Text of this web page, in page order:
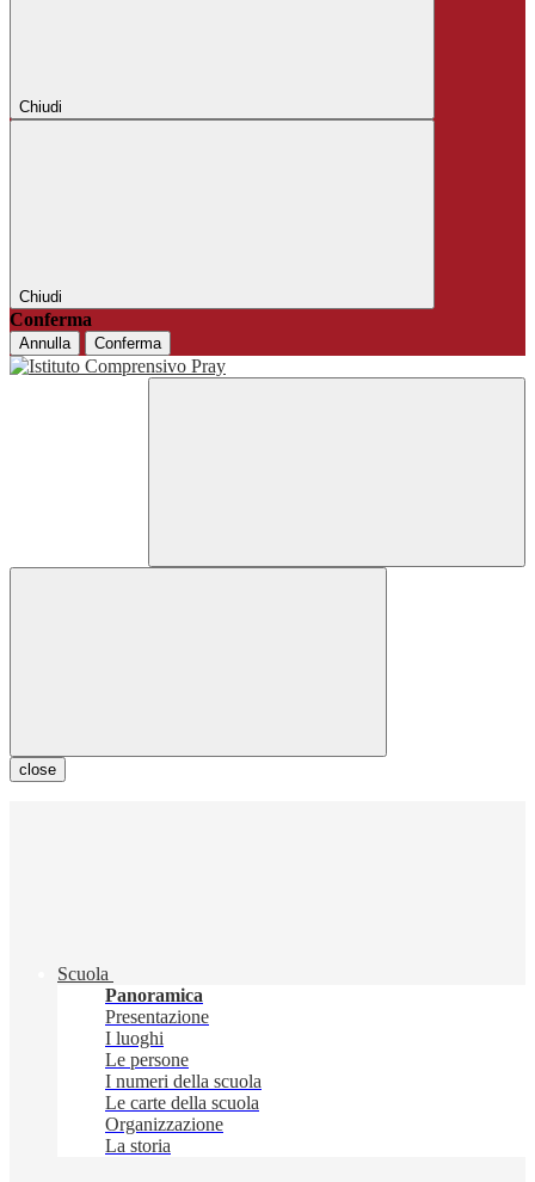
Chiudi
Chiudi
Conferma
Annulla Conferma
close
Scuola
Panoramica
Presentazione
I luoghi
Le persone
I numeri della scuola
Le carte della scuola
Organizzazione
La storia